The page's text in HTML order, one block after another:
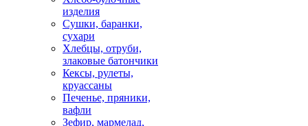
изделия
Сушки, баранки,
сухари
Хлебцы, отруби,
злаковые батончики
Кексы, рулеты,
круассаны
Печенье, пряники,
вафли
Зефир, мармелад,